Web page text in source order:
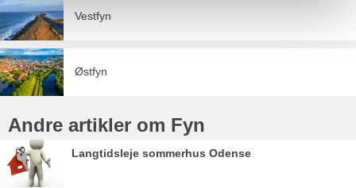
Vestfyn
Østfyn
Andre artikler om Fyn
Langtidsleje sommerhus Odense